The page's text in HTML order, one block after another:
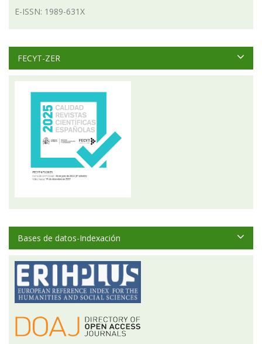
E-ISSN: 1989-631X
FECYT-ZER
Bases de datos-Indexación